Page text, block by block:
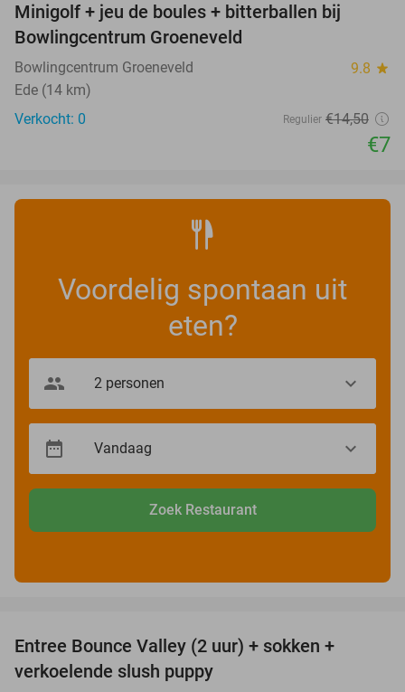
NEW
TODAY
Minigolf + jeu de boules + bitterballen bij
Bowlingcentrum Groeneveld
Bowlingcentrum Groeneveld 9.8 star
Ede (14 km)
Verkocht: 0
Regulier €14,50
€7
Voordelig spontaan uit
eten?
Zoek Restaurant
Entree Bounce Valley (2 uur) + sokken +
verkoelende slush puppy